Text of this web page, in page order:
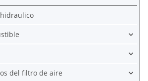
del filtro de aire